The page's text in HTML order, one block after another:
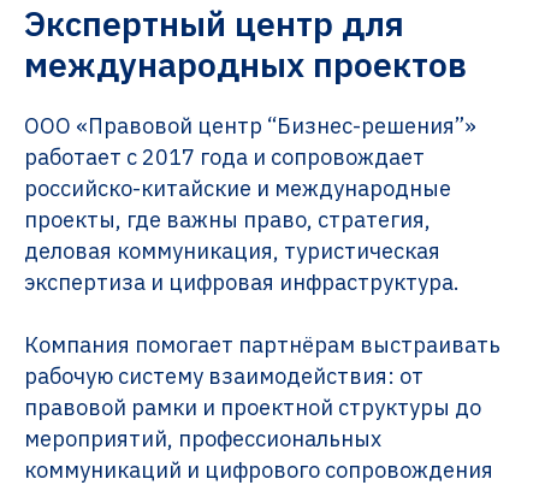
Экспертный центр для
международных проектов
ООО «Правовой центр “Бизнес-решения”»
работает с 2017 года и сопровождает
российско-китайские и международные
проекты, где важны право, стратегия,
деловая коммуникация, туристическая
экспертиза и цифровая инфраструктура.
Компания помогает партнёрам выстраивать
рабочую систему взаимодействия: от
правовой рамки и проектной структуры до
мероприятий, профессиональных
коммуникаций и цифрового сопровождения